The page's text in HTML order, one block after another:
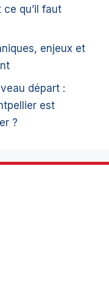
ce qu’il faut
enjeux et
départ :
est
?